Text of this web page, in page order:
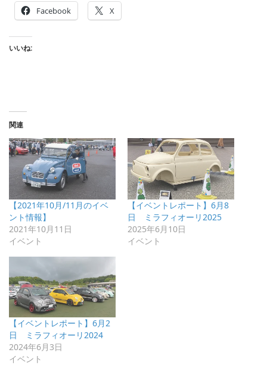
Facebook X
いいね:
関連
【2021年10月/11月のイベ
ント情報】
2021年10月11日
イベント
【イベントレポート】6月8
日 ミラフィオーリ2025
2025年6月10日
イベント
【イベントレポート】6月2
日 ミラフィオーリ2024
2024年6月3日
イベント